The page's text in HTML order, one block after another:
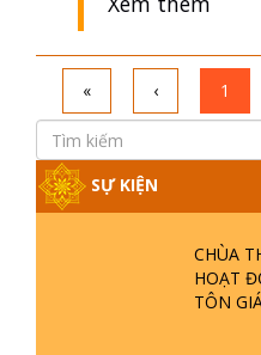
« ‹ 1
SỰ KIỆN
CHÙA
HOẠT
TÔN